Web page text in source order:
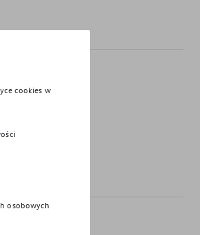
osobowych
cookies w
osobowych